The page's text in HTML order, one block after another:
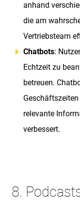
anhand
die am
Vertriebsteam
Chatbots:
Echtzeit zu
betreuen.
relevante
verbessert.
8.